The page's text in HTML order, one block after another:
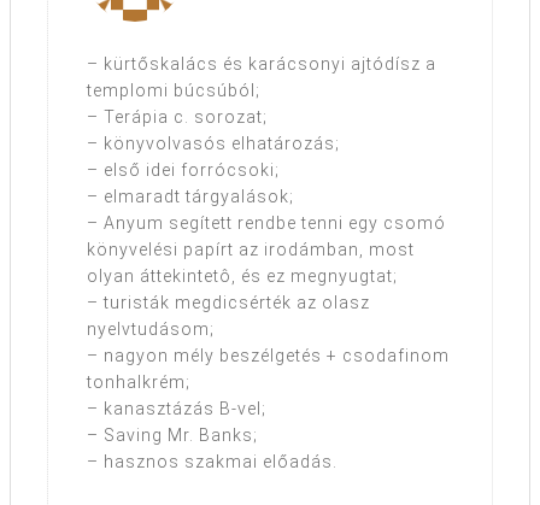
– kürtőskalács és karácsonyi ajtódísz a
templomi búcsúból;
– Terápia c. sorozat;
– könyvolvasós elhatározás;
– első idei forrócsoki;
– elmaradt tárgyalások;
– Anyum segített rendbe tenni egy csomó
könyvelési papírt az irodámban, most
olyan áttekintetô, és ez megnyugtat;
– turisták megdicsérték az olasz
nyelvtudásom;
– nagyon mély beszélgetés + csodafinom
tonhalkrém;
– kanasztázás B-vel;
– Saving Mr. Banks;
– hasznos szakmai előadás.